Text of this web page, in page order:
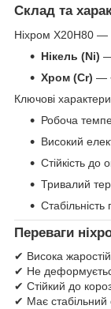
Склад та
Ніхром Х20Н80 —
Нікель (Ni)
Хром (Cr) —
Ключові
Робоча
Високий
Стійкість до
Тривалий
Стабільність
Переваги
✔ Висока
✔ Не
✔ Стійкий до
✔ Має стабільний